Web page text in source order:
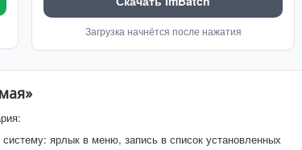
Загрузка начнётся после нажатия
ярлык в меню, запись в список установленных